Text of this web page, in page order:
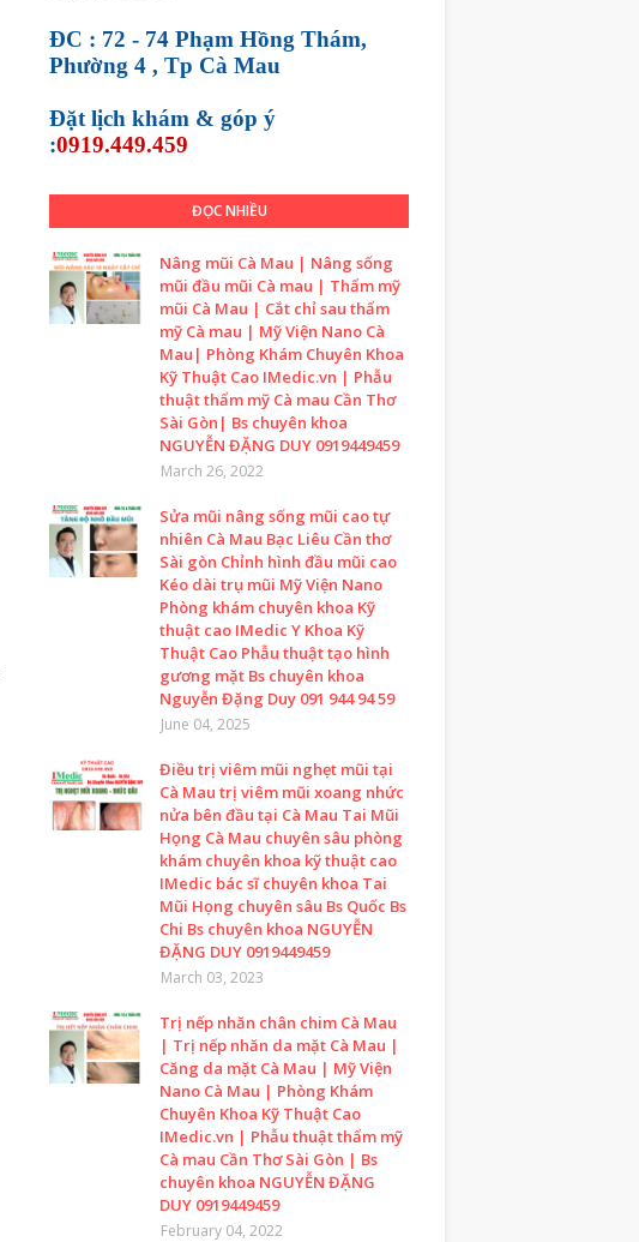
ĐC : 72 - 74 Phạm Hồng Thám,
Phường 4 , Tp Cà Mau
Đặt lịch khám & góp ý
:0919.449.459
ĐỌC NHIỀU
Nâng mũi Cà Mau | Nâng sống
mũi đầu mũi Cà mau | Thẩm mỹ
mũi Cà Mau | Cắt chỉ sau thẩm
mỹ Cà mau | Mỹ Viện Nano Cà
Mau| Phòng Khám Chuyên Khoa
Kỹ Thuật Cao IMedic.vn | Phẫu
thuật thẩm mỹ Cà mau Cần Thơ
Sài Gòn| Bs chuyên khoa
NGUYỄN ĐẶNG DUY 0919449459
March 26, 2022
Sửa mũi nâng sống mũi cao tự
nhiên Cà Mau Bạc Liêu Cần thơ
Sài gòn Chỉnh hình đầu mũi cao
Kéo dài trụ mũi Mỹ Viện Nano
Phòng khám chuyên khoa Kỹ
thuật cao IMedic Y Khoa Kỹ
Thuật Cao Phẫu thuật tạo hình
gương mặt Bs chuyên khoa
Nguyễn Đặng Duy 091 944 94 59
June 04, 2025
Điều trị viêm mũi nghẹt mũi tại
Cà Mau trị viêm mũi xoang nhức
nửa bên đầu tại Cà Mau Tai Mũi
Họng Cà Mau chuyên sâu phòng
khám chuyên khoa kỹ thuật cao
IMedic bác sĩ chuyên khoa Tai
Mũi Họng chuyên sâu Bs Quốc Bs
Chi Bs chuyên khoa NGUYỄN
ĐẶNG DUY 0919449459
March 03, 2023
Trị nếp nhăn chân chim Cà Mau
| Trị nếp nhăn da mặt Cà Mau |
Căng da mặt Cà Mau | Mỹ Viện
Nano Cà Mau | Phòng Khám
Chuyên Khoa Kỹ Thuật Cao
IMedic.vn | Phẫu thuật thẩm mỹ
Cà mau Cần Thơ Sài Gòn | Bs
chuyên khoa NGUYỄN ĐẶNG
DUY 0919449459
February 04, 2022